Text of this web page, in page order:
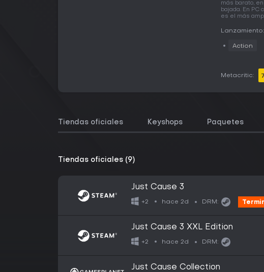
más barato,
bajada. En
es el más
Action
Metacritic:
Tiendas oficiales Keyshops Paquetes
Tiendas oficiales (9)
Just Cause 3
+2 hace 2d DRM:
Just Cause 3 XXL Edition
+2 hace 2d DRM:
Just Cause Collection